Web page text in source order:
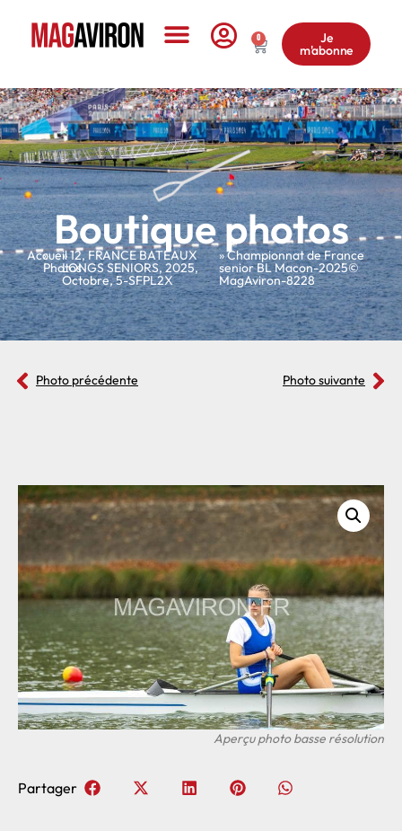
0 Je
m'abonne
Boutique photos
Accueil
»
Photos
»12,FRANCE BATEAUX
LONGS SENIORS,2025,
Octobre,5-SFPL2X
» Championnat de France
senior BL Macon-2025©
MagAviron-8228
Photo précédente Photo suivante
Partager